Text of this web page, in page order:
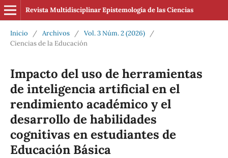
Revista Multidisciplinar Epistemología de las Ciencias
Inicio / Archivos / Vol. 3 Núm. 2 (2026)
/
Ciencias de la Educación
Impacto del uso de herramientas
de inteligencia artificial en el
rendimiento académico y el
desarrollo de habilidades
cognitivas en estudiantes de
Educación Básica